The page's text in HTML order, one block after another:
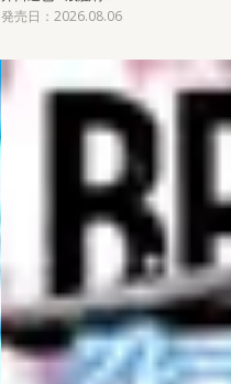
発売日：2026.08.06